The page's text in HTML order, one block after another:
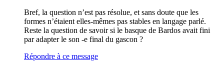
Bref, la question n’est pas résolue, et sans doute que les
formes n’étaient elles-mêmes pas stables en langage parlé.
Reste la question de savoir si le basque de Bardos avait fini
par adapter le son -e final du gascon ?
Répondre à ce message